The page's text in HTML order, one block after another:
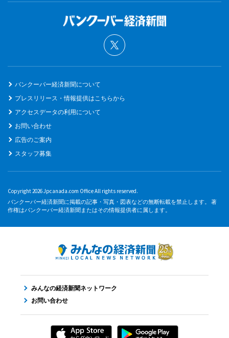
バンクーバー経済新聞について
プレスリリース・情報提供はこちらから
アクセスデータの利用について
お問い合わせ
広告のご案内
スタッフ募集
Copyright 2026 Jpcanada.com Office All rights reserved.
バンクーバー経済新聞に掲載の記事・写真・図表などの無断転載を禁止します。 著
作権はバンクーバー経済新聞またはその情報提供者に属します。
みんなの経済新聞ネットワーク
お問い合わせ